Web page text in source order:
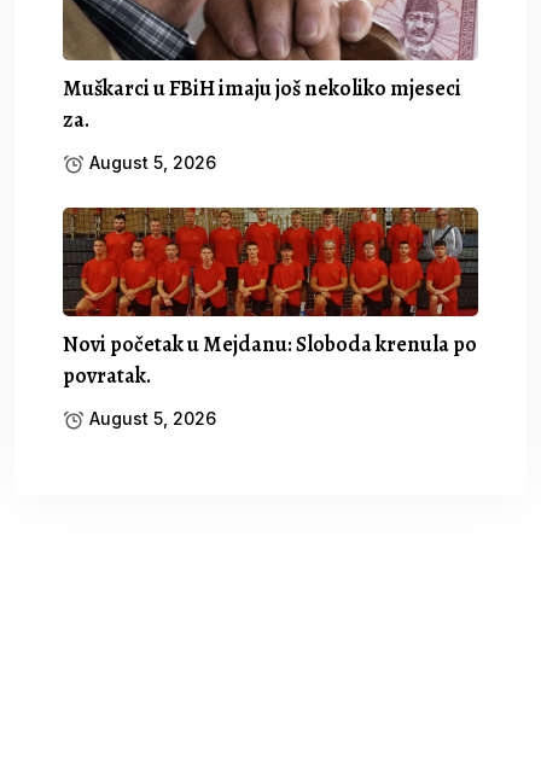
Muškarci u FBiH imaju još nekoliko mjeseci
za.
August 5, 2026
Novi početak u Mejdanu: Sloboda krenula po
povratak.
August 5, 2026